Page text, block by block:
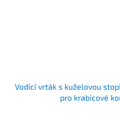
Vodící vrták s kuželovou
pro krabicové